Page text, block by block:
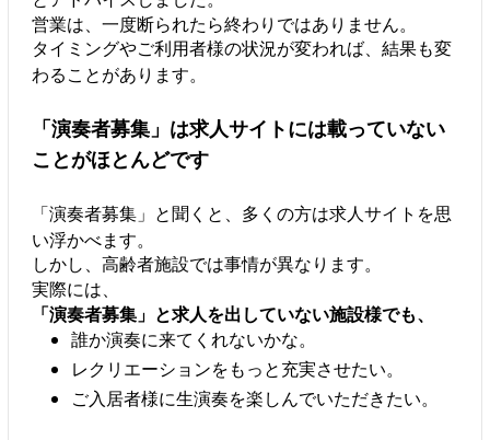
営業は、一度断られたら終わりではありません。
タイミングやご利用者様の状況が変われば、結果も変
わることがあります。
「演奏者募集」は求人サイトには載っていない
ことがほとんどです
「演奏者募集」と聞くと、多くの方は求人サイトを思
い浮かべます。
しかし、高齢者施設では事情が異なります。
実際には、
「演奏者募集」と求人を出していない施設様でも、
誰か演奏に来てくれないかな。
レクリエーションをもっと充実させたい。
ご入居者様に生演奏を楽しんでいただきたい。